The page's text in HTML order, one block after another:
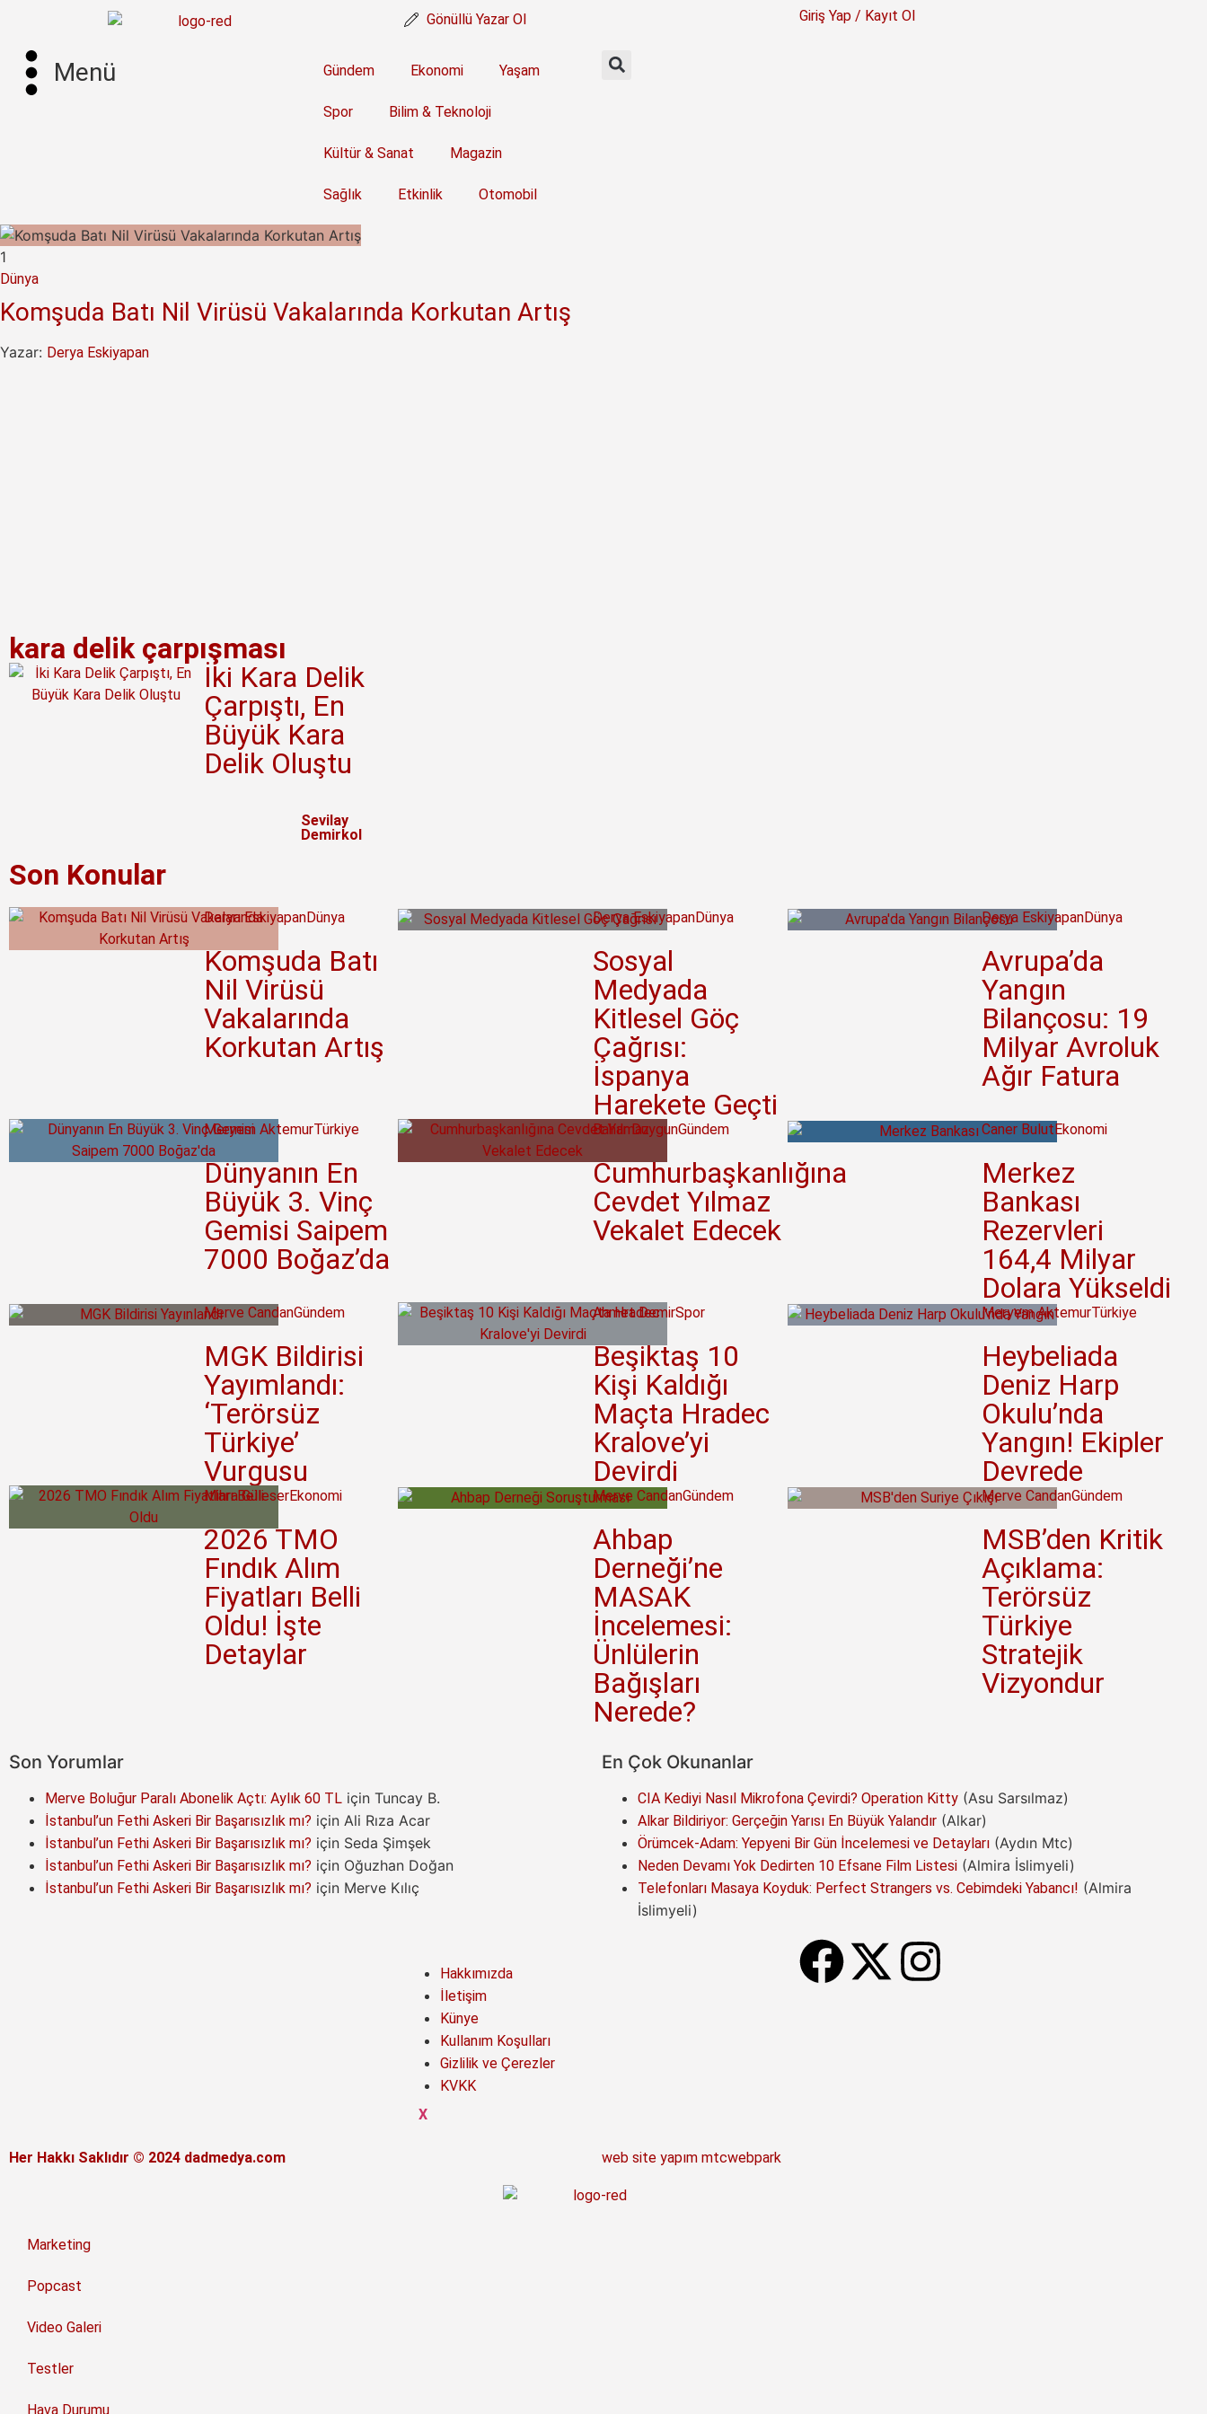
Gönüllü Yazar Ol Giriş Yap / Kayıt Ol
Menü Gündem Ekonomi Yaşam
Spor Bilim & Teknoloji
Kültür & Sanat Magazin
Sağlık Etkinlik Otomobil
1
Dünya
Komşuda Batı Nil Virüsü Vakalarında Korkutan Artış
Yazar: Derya Eskiyapan
kara delik çarpışması
İki Kara Delik
Çarpıştı, En
Büyük Kara
Delik Oluştu
Sevilay
Demirkol
Son Konular
Derya EskiyapanDünya
Komşuda Batı
Nil Virüsü
Vakalarında
Korkutan Artış
Derya EskiyapanDünya
Sosyal
Medyada
Kitlesel Göç
Çağrısı:
İspanya
Harekete Geçti
Derya EskiyapanDünya
Avrupa’da
Yangın
Bilançosu: 19
Milyar Avroluk
Ağır Fatura
Meryem AktemurTürkiye
Dünyanın En
Büyük 3. Vinç
Gemisi Saipem
7000 Boğaz’da
Bahar DuygunGündem
Cumhurbaşkanlığına
Cevdet Yılmaz
Vekalet Edecek
Caner BulutEkonomi
Merkez
Bankası
Rezervleri
164,4 Milyar
Dolara Yükseldi
Merve CandanGündem
MGK Bildirisi
Yayımlandı:
‘Terörsüz
Türkiye’
Vurgusu
Ahmet DemirSpor
Beşiktaş 10
Kişi Kaldığı
Maçta Hradec
Kralove’yi
Devirdi
Meryem AktemurTürkiye
Heybeliada
Deniz Harp
Okulu’nda
Yangın! Ekipler
Devrede
Mihra GüleserEkonomi
2026 TMO
Fındık Alım
Fiyatları Belli
Oldu! İşte
Detaylar
Merve CandanGündem
Ahbap
Derneği’ne
MASAK
İncelemesi:
Ünlülerin
Bağışları
Nerede?
Merve CandanGündem
MSB’den Kritik
Açıklama:
Terörsüz
Türkiye
Stratejik
Vizyondur
Son Yorumlar
Merve Boluğur Paralı Abonelik Açtı: Aylık 60 TL için Tuncay B.
İstanbul’un Fethi Askeri Bir Başarısızlık mı? için Ali Rıza Acar
İstanbul’un Fethi Askeri Bir Başarısızlık mı? için Seda Şimşek
İstanbul’un Fethi Askeri Bir Başarısızlık mı? için Oğuzhan Doğan
İstanbul’un Fethi Askeri Bir Başarısızlık mı? için Merve Kılıç
En Çok Okunanlar
CIA Kediyi Nasıl Mikrofona Çevirdi? Operation Kitty (Asu Sarsılmaz)
Alkar Bildiriyor: Gerçeğin Yarısı En Büyük Yalandır (Alkar)
Örümcek-Adam: Yepyeni Bir Gün İncelemesi ve Detayları (Aydın Mtc)
Neden Devamı Yok Dedirten 10 Efsane Film Listesi (Almira İslimyeli)
Telefonları Masaya Koyduk: Perfect Strangers vs. Cebimdeki Yabancı! (Almira
İslimyeli)
Hakkımızda
İletişim
Künye
Kullanım Koşulları
Gizlilik ve Çerezler
KVKK
X
Her Hakkı Saklıdır © 2024 dadmedya.com web site yapım mtcwebpark
Marketing
Popcast
Video Galeri
Testler
Hava Durumu